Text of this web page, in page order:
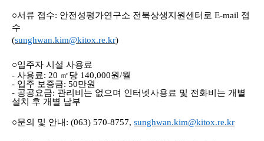
○서류 접수: 안전성평가연구소 전북상생지원센터로 E-mail 접
수
(sunghwan.kim@kitox.re.kr)
○입주자 시설 사용료
- 사용료: 20 ㎡당 140,000원/월
- 입주 보증금: 50만원
- 공공요금: 관리비는 없으며 인터넷사용료 및 전화비는 개별
설치 후 개별 납부
○문의 및 안내 : (063) 570-8757, sunghwan.kim@kitox.re.kr